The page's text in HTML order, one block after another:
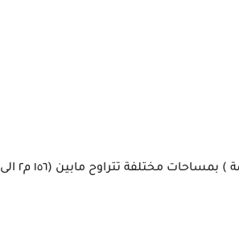
يتوافر بالمشروع عدد ٣ نماذج ( السندس – العلياء – الروضة ) بمساحات مختلفة تتراوح مابين (١٥٦ م٢ الى